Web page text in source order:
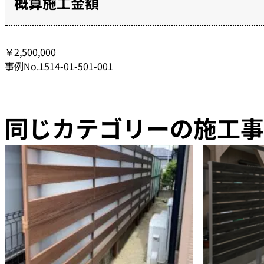
￥2,500,000
事例No.1514-01-501-001
同じカテゴリーの施工